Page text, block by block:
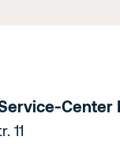
Center
11